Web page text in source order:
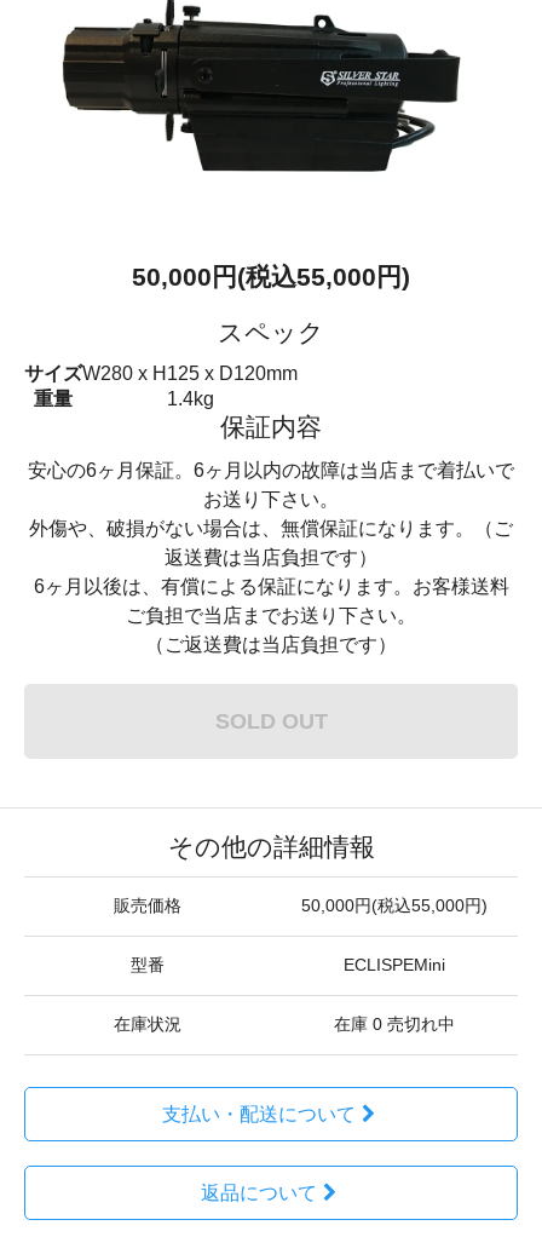
50,000円(税込55,000円)
スペック
サイズW280 x H125 x D120mm
重量
1.4kg
保証内容
安心の6ヶ月保証。6ヶ月以内の故障は当店まで着払いで
お送り下さい。
外傷や、破損がない場合は、無償保証になります。（ご
返送費は当店負担です）
6ヶ月以後は、有償による保証になります。お客様送料
ご負担で当店までお送り下さい。
（ご返送費は当店負担です）
SOLD OUT
その他の詳細情報
販売価格 50,000円(税込55,000円)
型番 ECLISPEMini
在庫状況 在庫 0 売切れ中
支払い・配送について
返品について